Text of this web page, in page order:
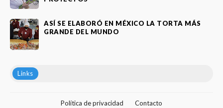
ASÍ SE ELABORÓ EN MÉXICO LA TORTA MÁS
GRANDE DEL MUNDO
Links
Política de privacidad Contacto